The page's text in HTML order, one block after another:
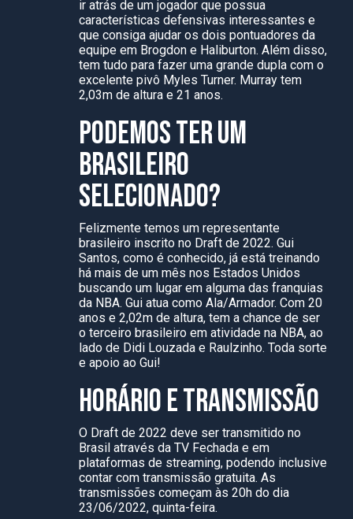
ir atrás de um jogador que possua
características defensivas interessantes e
que consiga ajudar os dois pontuadores da
equipe em Brogdon e Haliburton. Além disso,
tem tudo para fazer uma grande dupla com o
excelente pivô Myles Turner. Murray tem
2,03m de altura e 21 anos.
PODEMOS TER UM
BRASILEIRO
SELECIONADO?
Felizmente temos um representante
brasileiro inscrito no Draft de 2022. Gui
Santos, como é conhecido, já está treinando
há mais de um mês nos Estados Unidos
buscando um lugar em alguma das franquias
da NBA. Gui atua como Ala/Armador. Com 20
anos e 2,02m de altura, tem a chance de ser
o terceiro brasileiro em atividade na NBA, ao
lado de Didi Louzada e Raulzinho. Toda sorte
e apoio ao Gui!
HORÁRIO E TRANSMISSÃO
O Draft de 2022 deve ser transmitido no
Brasil através da TV Fechada e em
plataformas de streaming, podendo inclusive
contar com transmissão gratuita. As
transmissões começam às 20h do dia
23/06/2022, quinta-feira.